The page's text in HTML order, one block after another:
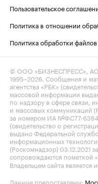
Пользовательское
Политика в отношении
Политика обработки
© ООО «БИЗНЕСПРЕСС»,
1995–2026 . Сообщения и
агентства «РБК»
массовой информации
по надзору в сфере связи,
и массовых коммуникаций
за номером ИА №ФС77-
(свидетельство о
выдано Федеральной
информационных
(Роскомнадзор)
сопровождаются пометкой
Владельцем сайта является
Данные предоставлены: